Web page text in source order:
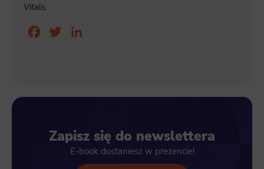
Vitals.
Facebook
Twitter
Zapisz się do newslettera
E-book dostaniesz w prezencie!